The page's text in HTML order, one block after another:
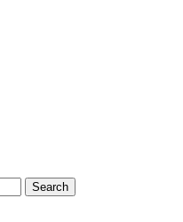
Search